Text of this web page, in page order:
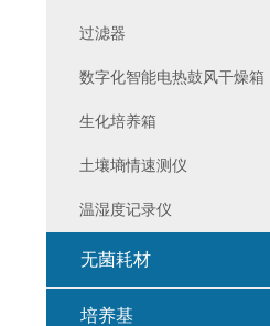
过滤器
数字化智能电热鼓风干燥箱
生化培养箱
土壤墒情速测仪
温湿度记录仪
无菌耗材
培养基